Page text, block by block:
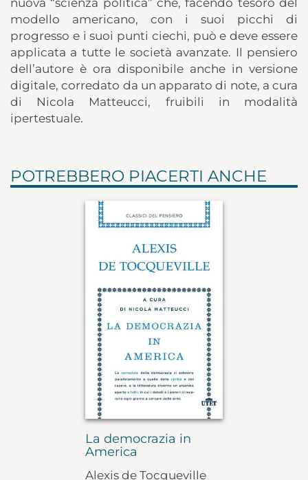
nuova “scienza politica” che, facendo tesoro del
modello americano, con i suoi picchi di
progresso e i suoi punti ciechi, può e deve essere
applicata a tutte le società avanzate. Il pensiero
dell’autore è ora disponibile anche in versione
digitale, corredato da un apparato di note, a cura
di Nicola Matteucci, fruibili in modalità
ipertestuale.
POTREBBERO PIACERTI ANCHE
La democrazia in
America
Alexis de Tocqueville